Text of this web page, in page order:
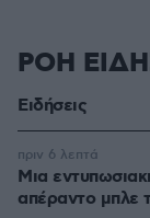
ΡΟΗ
Ειδήσεις
Μια
απέραντο μπλε
πριν 6 λεπτά